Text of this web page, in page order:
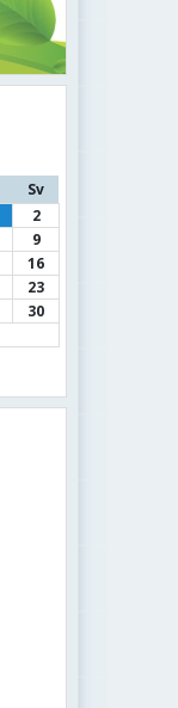
Sv
2
9
16
23
30